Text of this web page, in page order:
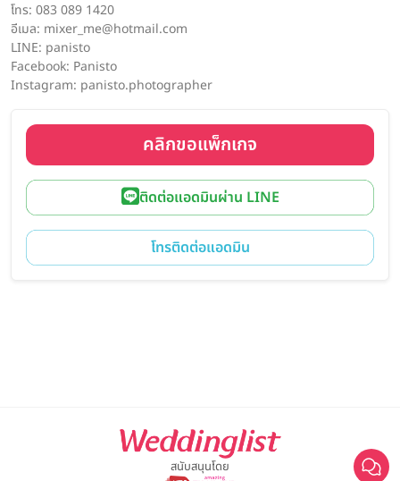
โทร: 083 089 1420
อีเมล: mixer_me@hotmail.com
LINE: panisto
Facebook: Panisto
Instagram: panisto.photographer
คลิกขอแพ็กเกจ
ติดต่อแอดมินผ่าน LINE
โทรติดต่อแอดมิน
สนับสนุนโดย